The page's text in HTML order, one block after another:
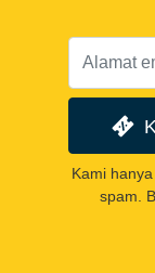
Kami
spam.